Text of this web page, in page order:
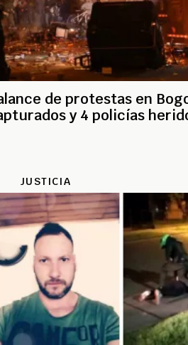
de protestas en
y 4 policías
JUSTICIA